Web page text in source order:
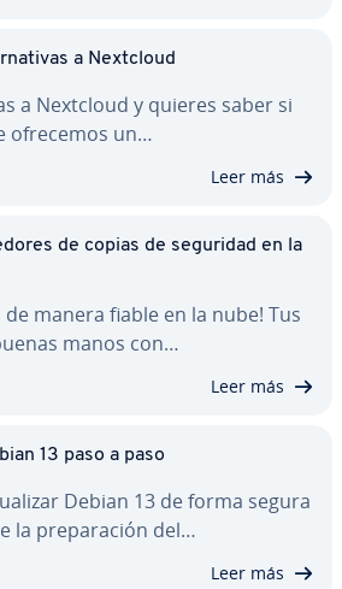
a Nextcloud
a Nextcloud y quieres saber si
ofrecemos un…
Leer más
de copias de seguridad en la
de manera fiable en la nube! Tus
manos con…
Leer más
13 paso a paso
Debian 13 de forma segura
la pre­pa­ra­ción del…
Leer más